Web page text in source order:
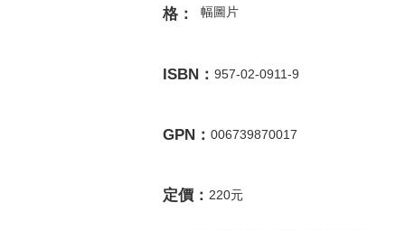
格：
幅圖片
ISBN： 957-02-0911-9
GPN： 006739870017
定價： 220元